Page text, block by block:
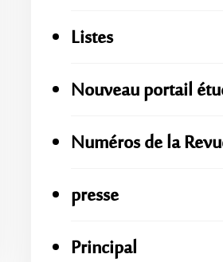
Listes
Nouveau portail
Numéros de la
presse
Principal